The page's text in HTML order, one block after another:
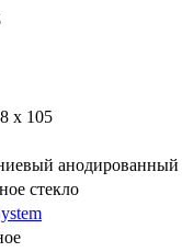
х 105
анодированный
стекло